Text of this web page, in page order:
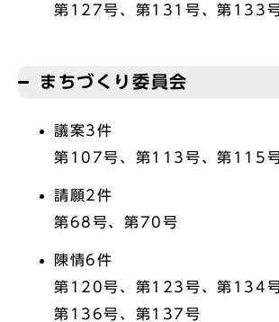
第127号、第131号、第133
まちづくり委員会
議案3件
第107号、第113号、第115
請願2件
第68号、第70号
陳情6件
第120号、第123号、第134
第136号、第137号